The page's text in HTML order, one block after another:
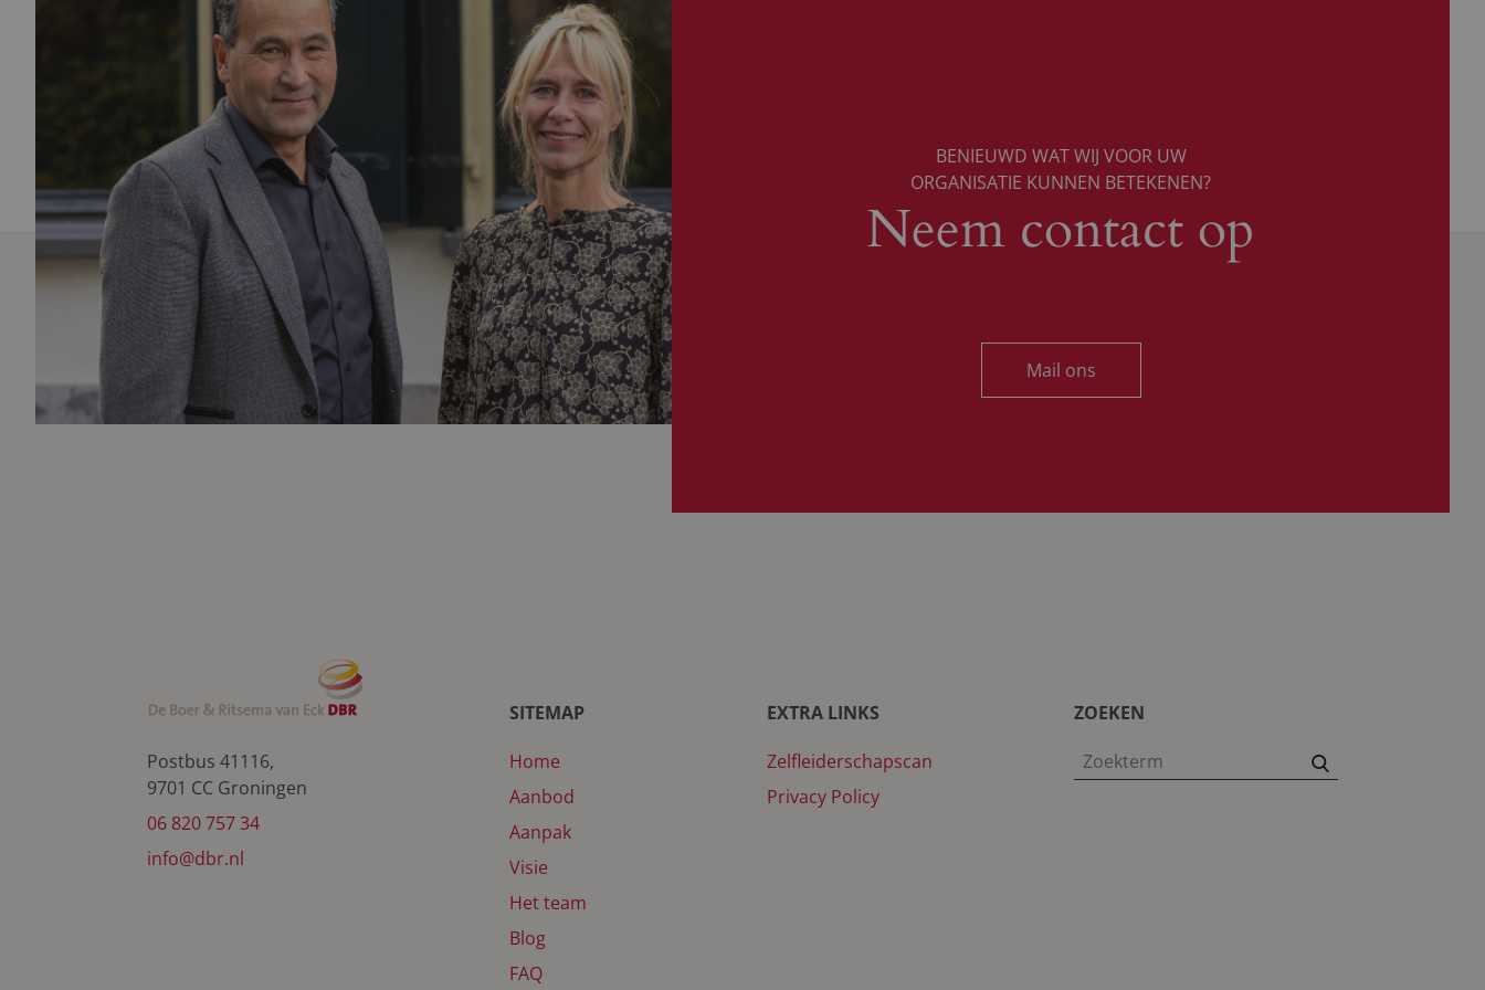
BENIEUWD WAT WIJ VOOR UW
ORGANISATIE KUNNEN BETEKENEN?
Neem contact op
Mail ons
Postbus 41116,
9701 CC Groningen
06 820 757 34
info@dbr.nl
SITEMAP
Home
Aanbod
Aanpak
Visie
Het team
Blog
FAQ
EXTRA LINKS
Zelfleiderschapscan
Privacy Policy
ZOEKEN